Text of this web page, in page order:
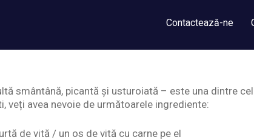
Contactează-ne
smântână, picantă și usturoiată – este una dintre
veți avea nevoie de următoarele ingrediente:
de vită / un os de vită cu carne pe el